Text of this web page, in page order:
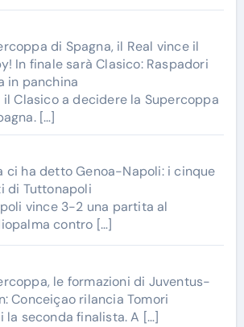
di Spagna, il Real vince il
In finale sarà Clasico: Raspadori
in panchina
il Clasico a decidere la Supercoppa
[…]
ci ha detto Genoa-Napoli: i cinque
di Tuttonapoli
vince 3-2 una partita al
contro […]
le formazioni di Juventus-
Conceiçao rilancia Tomori
la seconda finalista. A […]